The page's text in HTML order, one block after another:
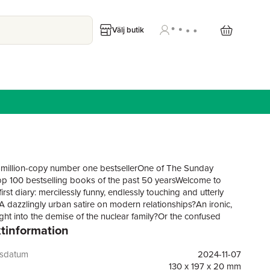
Välj butik
copy number one bestsellerOne of The Sunday
100 bestselling books of the past 50 yearsWelcome to
diary: mercilessly funny, endlessly touching and utterly
dazzlingly urban satire on modern relationships?An ironic,
into the demise of the nuclear family?Or the confused
a pissed thirty-something?As Bridget documents her
question (Daniel Cleaver or Mark Darcy?), she turns for
four indispensable friends: Shazzer, Jude, Tom and a bottle
2024-11-07
130 x 197 x 20 mm